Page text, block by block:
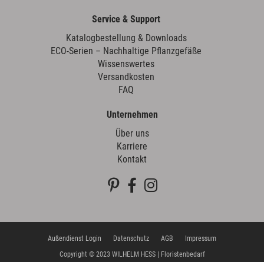
Service & Support
Katalogbestellung & Downloads
ECO-Serien – Nachhaltige Pflanzgefäße
Wissenswertes
Versandkosten
FAQ
Unternehmen
Über uns
Karriere
Kontakt
Außendienst Login Datenschutz AGB
Impressum
Copyright © 2023 WILHELM HESS | Floristenbedarf